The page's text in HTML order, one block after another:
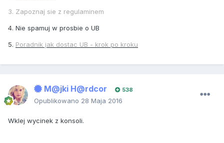
3. Zapoznaj sie z regulaminem
4. Nie spamuj w prosbie o UB
5. Poradnik jak dostac UB - krok po kroku
M@jki H@rdcor 538
Opublikowano 28 Maja 2016
Wklej wycinek z konsoli.